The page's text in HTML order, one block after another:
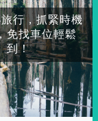
行，抓緊時機
免找車位輕鬆
到！